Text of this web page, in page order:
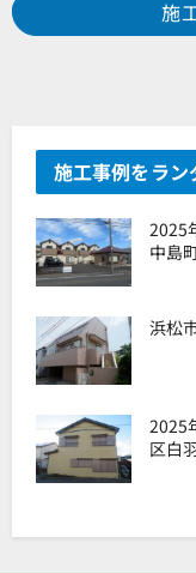
浜松市 西区 坪井町
施
施工事例をラ
中
浜松
区